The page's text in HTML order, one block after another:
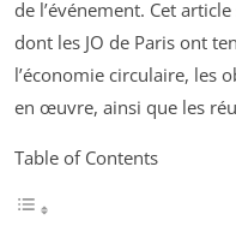
de l’événement. Cet
dont les JO de Paris ont
l’économie circulaire, les
en œuvre, ainsi que les
Table of Contents